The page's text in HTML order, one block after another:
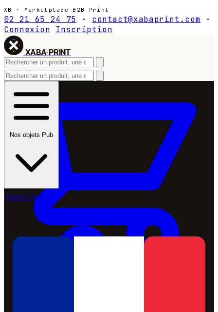
XB · Marketplace B2B Print
02 21 65 24 75 · contact@xabaprint.com
·
Connexion
Inscription
XABA·PRINT
Nos objets Pub
Notre Catalogue